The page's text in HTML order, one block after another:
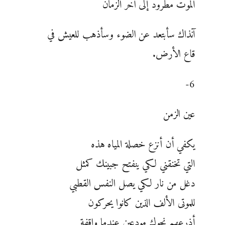
الموت مطرود إلى آخر الزمان
آنذاك سأبتعد عن الضوء وسأذهب للعيش في
قاع الأرض.
6-
عين الزمن
يكفي أن أنزع خصلة المياه هذه
التي تخنقني لكي ينفتح جبينك كمثل
دغل من نار لكي يصل النفس القطبي
للموتى الألف الذين كانوا يحركون